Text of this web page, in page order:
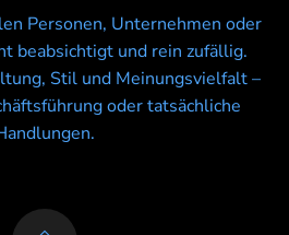
Personen, Unternehmen oder
beabsichtigt und rein zufällig.
Stil und Meinungsvielfalt –
oder tatsächliche